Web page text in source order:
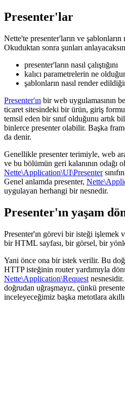
Presenter'lar
Nette'te presenter'ların ve şablonların
Okuduktan sonra şunları
presenter'ların nasıl çalıştığını
kalıcı parametrelerin ne
şablonların nasıl render
Presenter'ın bir web uygulamasının
ticaret sitesindeki bir ürün, giriş
temsil eden bir sınıf olduğunu artık
binlerce presenter olabilir. Başka
da denir.
Genellikle presenter terimiyle, web
ve bu bölümün geri kalanının odağı
Nette\Application\UI\Presenter
Genel anlamda presenter,
uygulayan herhangi bir nesnedir.
Presenter'ın yaşam
Presenter'ın görevi bir isteği işlemek
bir HTML sayfası, bir görsel, bir
Yani önce ona bir istek verilir. Bu
HTTP isteğinin router yardımıyla
Nette\Application\Request
doğrudan uğraşmayız, çünkü
inceleyeceğimiz başka metotlara